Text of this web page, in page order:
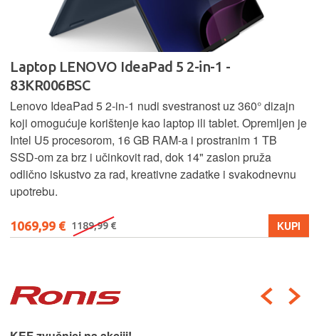
Laptop LENOVO IdeaPad 5 2-in-1 -
83KR006BSC
Lenovo IdeaPad 5 2‑in‑1 nudi svestranost uz 360° dizajn
koji omogućuje korištenje kao laptop ili tablet. Opremljen je
Intel U5 procesorom, 16 GB RAM-a i prostranim 1 TB
SSD‑om za brz i učinkovit rad, dok 14" zaslon pruža
odlično iskustvo za rad, kreativne zadatke i svakodnevnu
upotrebu.
1069,99 € 1189,99 € KUPI